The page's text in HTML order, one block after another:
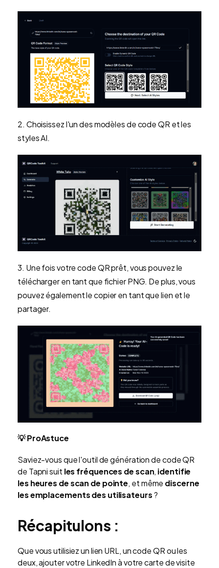
2. Choisissez l'un des modèles de code QR et les
styles AI.
3. Une fois votre code QR prêt, vous pouvez le
télécharger en tant que fichier PNG. De plus, vous
pouvez également le copier en tant que lien et le
partager.
💡 ProAstuce
Saviez-vous que l'outil de génération de code QR
de Tapni suit les fréquences de scan, identifie
les heures de scan de pointe, et même discerne
les emplacements des utilisateurs?
Récapitulons :
Que vous utilisiez un lien URL, un code QR ou les
deux, ajouter votre LinkedIn à votre carte de visite